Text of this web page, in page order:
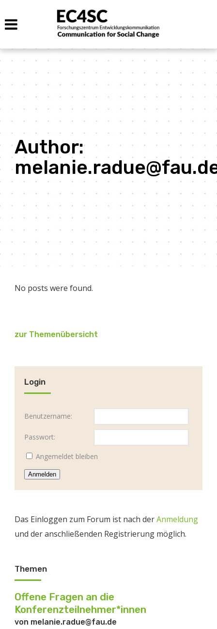
Author:
No posts were found.
zur Themenübersicht
Login
Benutzername:
Passwort:
Angemeldet bleiben
Anmelden
Das Einloggen zum Forum ist nach derAnmeldung
und der anschließenden Registrierung möglich.
Themen
Offene Fragen an die
Konferenzteilnehmer*innen
von melanie.radue@fau.de